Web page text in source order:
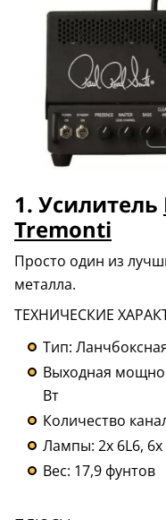
1. Усилитель
Tremonti
Просто один из
металла.
ТЕХНИЧЕСКИЕ
Тип:
Выходная
Вт
Количество
Лампы: 2x 6L6, 6x
Вес: 17,9 фунтов